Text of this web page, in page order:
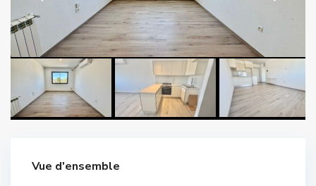
Vue d'ensemble